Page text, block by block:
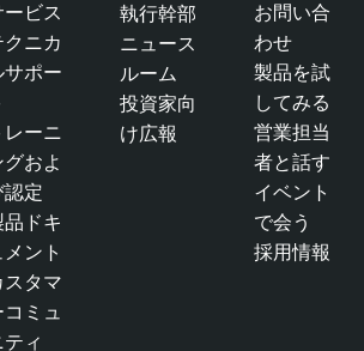
ービス
クニカ
サポー
レーニ
グおよ
認定
品ドキ
メント
スタマ
コミュ
ティ
執行幹部
ニュース
ルーム
投資家向
け広報
お問い合
わせ
製品を試
してみる
営業担当
者と話す
イベント
で会う
採用情報